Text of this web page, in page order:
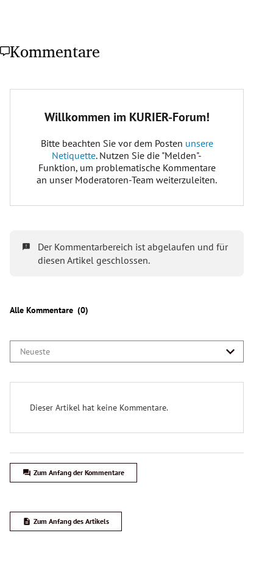
Kommentare